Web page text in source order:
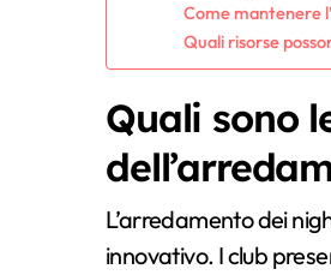
Come mantenere
Quali risorse
Quali sono
L’arredamento dei
innovativo. I club